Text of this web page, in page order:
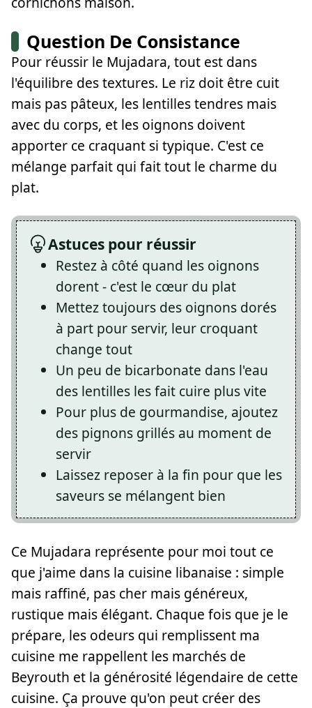
Question De Consistance
Pour réussir le Mujadara, tout est dans
l'équilibre des textures. Le riz doit être cuit
mais pas pâteux, les lentilles tendres mais
avec du corps, et les oignons doivent
apporter ce craquant si typique. C'est ce
mélange parfait qui fait tout le charme du
plat.
Astuces pour réussir
Restez à côté quand les oignons
dorent - c'est le cœur du plat
Mettez toujours des oignons dorés
à part pour servir, leur croquant
change tout
Un peu de bicarbonate dans l'eau
des lentilles les fait cuire plus vite
Pour plus de gourmandise, ajoutez
des pignons grillés au moment de
servir
Laissez reposer à la fin pour que les
saveurs se mélangent bien
Ce Mujadara représente pour moi tout ce
que j'aime dans la cuisine libanaise : simple
mais raffiné, pas cher mais généreux,
rustique mais élégant. Chaque fois que je le
prépare, les odeurs qui remplissent ma
cuisine me rappellent les marchés de
Beyrouth et la générosité légendaire de cette
cuisine. Ça prouve qu'on peut créer des